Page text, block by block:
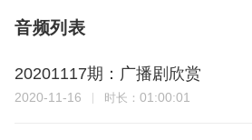
音频列表
20201117期：广播剧欣赏
2020-11-16 时长： 01:00:01